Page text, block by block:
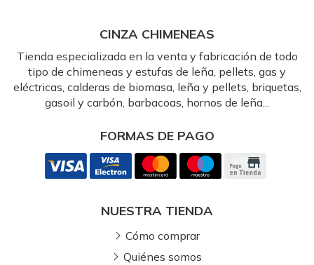
CINZA CHIMENEAS
Tienda especializada en la venta y fabricación de todo
tipo de chimeneas y estufas de leña, pellets, gas y
eléctricas, calderas de biomasa, leña y pellets, briquetas,
gasoil y carbón, barbacoas, hornos de leña...
FORMAS DE PAGO
NUESTRA TIENDA
Cómo comprar
Quiénes somos